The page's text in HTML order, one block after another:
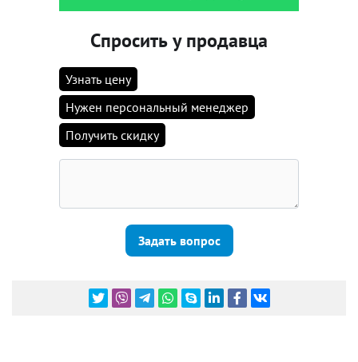
Спросить у продавца
Узнать цену
Нужен персональный менеджер
Получить скидку
Задать вопрос